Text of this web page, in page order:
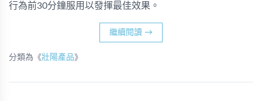
行為前30分鐘服用以發揮最佳效果。
繼續閱讀 →
分類為《壯陽產品》